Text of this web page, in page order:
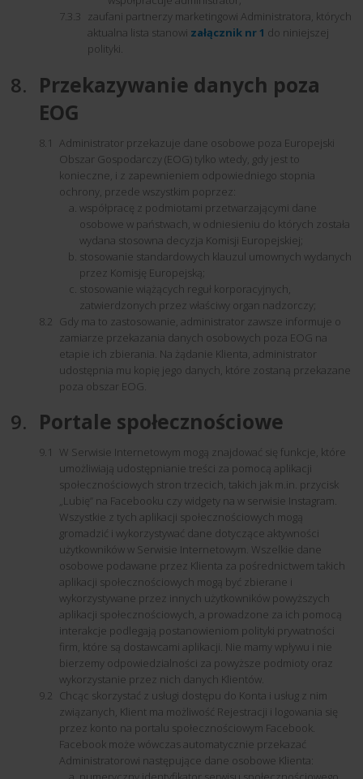
zaufani partnerzy marketingowi Administratora, których
aktualna lista stanowi załącznik nr 1 do niniejszej
polityki.
Przekazywanie danych poza
EOG
Administrator przekazuje dane osobowe poza Europejski
Obszar Gospodarczy (EOG) tylko wtedy, gdy jest to
konieczne, i z zapewnieniem odpowiedniego stopnia
ochrony, przede wszystkim poprzez:
współpracę z podmiotami przetwarzającymi dane
osobowe w państwach, w odniesieniu do których została
wydana stosowna decyzja Komisji Europejskiej;
stosowanie standardowych klauzul umownych wydanych
przez Komisję Europejską;
stosowanie wiążących reguł korporacyjnych,
zatwierdzonych przez właściwy organ nadzorczy;
Gdy ma to zastosowanie, administrator zawsze informuje o
zamiarze przekazania danych osobowych poza EOG na
etapie ich zbierania. Na żądanie Klienta, administrator
udostępnia mu kopię jego danych, które zostaną przekazane
poza obszar EOG.
Portale społecznościowe
W Serwisie Internetowym mogą znajdować się funkcje, które
umożliwiają udostępnianie treści za pomocą aplikacji
społecznościowych stron trzecich, takich jak m.in. przycisk
„Lubię” na Facebooku czy widgety na w serwisie Instagram.
Wszystkie z tych aplikacji społecznościowych mogą
gromadzić i wykorzystywać dane dotyczące aktywności
użytkowników w Serwisie Internetowym. Wszelkie dane
osobowe podawane przez Klienta za pośrednictwem takich
aplikacji społecznościowych mogą być zbierane i
wykorzystywane przez innych użytkowników powyższych
aplikacji społecznościowych, a prowadzone za ich pomocą
interakcje podlegają postanowieniom polityki prywatności
firm, które są dostawcami aplikacji. Nie mamy wpływu i nie
bierzemy odpowiedzialności za powyższe podmioty oraz
wykorzystanie przez nich danych Klientów.
Chcąc skorzystać z usługi dostępu do Konta i usług z nim
związanych, Klient ma możliwość Rejestracji i logowania się
przez konto na portalu społecznościowym Facebook.
Facebook może wówczas automatycznie przekazać
Administratorowi następujące dane osobowe Klienta: